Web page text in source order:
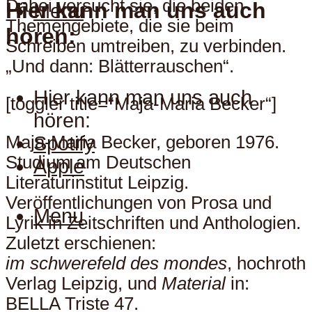
Menu
Hier kann man uns auch
hören:
Hier kann man uns auch
hören:
Spotify
Apple
Menu
Dabei versucht sie, die beiden
Themengebiete, die sie beim
Schreiben umtreiben, zu verbinden.
„Und dann: Blätterrauschen“.
[toggler title=“Maja-Maria Becker“]
Maja-Maria Becker, geboren 1976.
Studium am Deutschen
Literaturinstitut Leipzig.
Veröffentlichungen von Prosa und
Lyrik in Zeitschriften und Anthologien.
Zuletzt erschienen:
im schwerefeld des mondes, hochroth
Verlag Leipzig, und Materialin:
BELLA Triste 47.